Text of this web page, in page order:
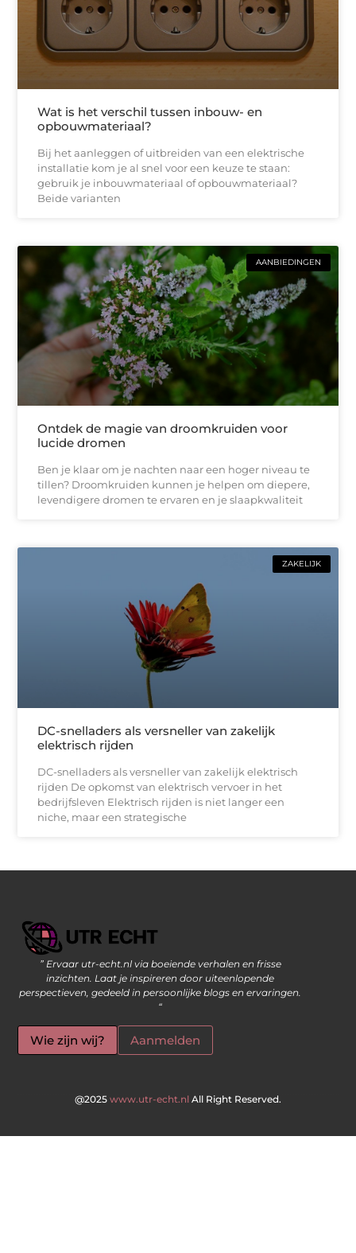
Wat is het verschil tussen inbouw- en
opbouwmateriaal?
Bij het aanleggen of uitbreiden van een elektrische
installatie kom je al snel voor een keuze te staan:
gebruik je inbouwmateriaal of opbouwmateriaal?
Beide varianten
AANBIEDINGEN
Ontdek de magie van droomkruiden voor
lucide dromen
Ben je klaar om je nachten naar een hoger niveau te
tillen? Droomkruiden kunnen je helpen om diepere,
levendigere dromen te ervaren en je slaapkwaliteit
ZAKELIJK
DC-snelladers als versneller van zakelijk
elektrisch rijden
DC-snelladers als versneller van zakelijk elektrisch
rijden De opkomst van elektrisch vervoer in het
bedrijfsleven Elektrisch rijden is niet langer een
niche, maar een strategische
” Ervaar utr-echt.nl via boeiende verhalen en frisse
inzichten. Laat je inspireren door uiteenlopende
perspectieven, gedeeld in persoonlijke blogs en ervaringen.
“
Wie zijn wij? Aanmelden
@2025 www.utr-echt.nl All Right Reserved.